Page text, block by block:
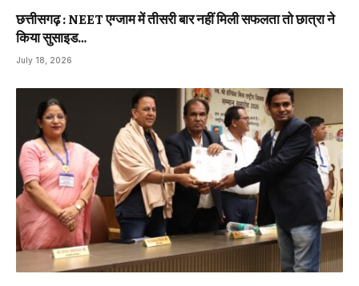
छत्तीसगढ़ : NEET एग्जाम में तीसरी बार नहीं मिली सफलता तो छात्रा ने
किया सुसाइड…
July 18, 2026